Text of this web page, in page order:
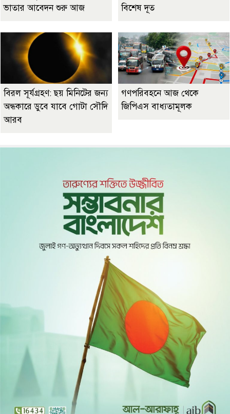
ভাতার আবেদন শুরু আজ বিশেষ দূত
বিরল সূর্যগ্রহণ: ছয় মিনিটের জন্য
অন্ধকারে ডুবে যাবে গোটা সৌদি
আরব
গণপরিবহনে আজ থেকে
জিপিএস বাধ্যতামূলক